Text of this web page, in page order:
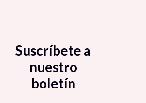
Suscríbete a
nuestro
boletín